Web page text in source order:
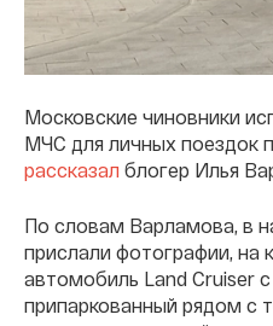
Московские чиновники
МЧС для личных поездок
рассказал блогер Илья
По словам Варламова, в
прислали фотографии, на
автомобиль Land Cruiser
припаркованный рядом с